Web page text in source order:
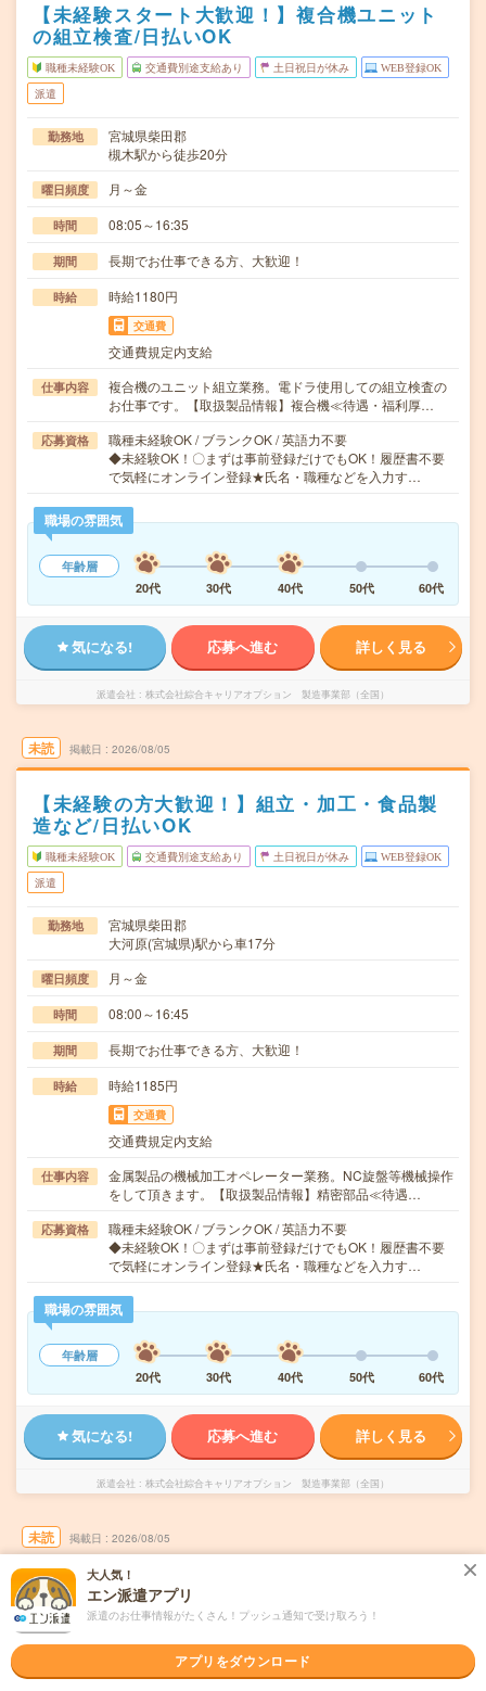
【未経験スタート大歓迎！】複合機ユニット
の組立検査/日払いOK
職種未経験OK 交通費別途支給あり 土日祝日が休み WEB登録OK
派遣
勤務地
宮城県柴田郡
槻木駅から徒歩20分
曜日頻度 月～金
時間 08:05～16:35
期間 長期でお仕事できる方、大歓迎！
時給 時給1180円
交通費
交通費規定内支給
仕事内容
複合機のユニット組立業務。電ドラ使用しての組立検査の
お仕事です。【取扱製品情報】複合機≪待遇・福利厚…
応募資格
職種未経験OK / ブランクOK / 英語力不要
◆未経験OK！〇まずは事前登録だけでもOK！履歴書不要
で気軽にオンライン登録★氏名・職種などを入力す…
職場の雰囲気
年齢層
20代
30代 40代 50代 60代
気になる! 応募へ進む 詳しく見る
派遣会社 株式会社綜合キャリアオプション 製造事業部（全国）
未読 掲載日 2026/08/05
【未経験の方大歓迎！】組立・加工・食品製
造など/日払いOK
職種未経験OK 交通費別途支給あり 土日祝日が休み WEB登録OK
派遣
勤務地
宮城県柴田郡
大河原(宮城県)駅から車17分
曜日頻度 月～金
時間 08:00～16:45
期間 長期でお仕事できる方、大歓迎！
時給 時給1185円
交通費
交通費規定内支給
仕事内容
金属製品の機械加工オペレーター業務。NC旋盤等機械操作
をして頂きます。【取扱製品情報】精密部品≪待遇…
応募資格
職種未経験OK / ブランクOK / 英語力不要
◆未経験OK！〇まずは事前登録だけでもOK！履歴書不要
で気軽にオンライン登録★氏名・職種などを入力す…
職場の雰囲気
年齢層
20代
30代 40代 50代 60代
気になる! 応募へ進む 詳しく見る
派遣会社 株式会社綜合キャリアオプション 製造事業部（全国）
未読 掲載日 2026/08/05
【誰でもはじめは初心者！】外食向け食材の
仕分け・ピッキング/日払いOK
職種未経験OK 交通費別途支給あり WEB登録OK 派遣
大人気！
エン派遣アプリ
派遣のお仕事情報がたくさん！プッシュ通知で受け取ろう！
アプリをダウンロード